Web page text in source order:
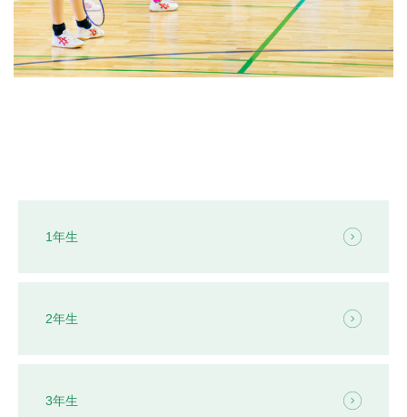
同窓会
ENGLISHページ
個人情報保護への取り組み
このサイトについて
1年生
2年生
3年生